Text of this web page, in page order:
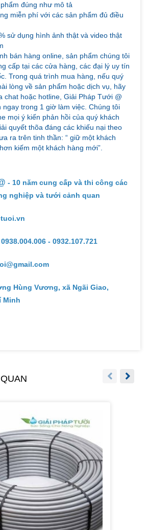
đúng như mô tả
miễn phí với các sản phẩm đủ điều
sử dụng hình ảnh thật và video thật
bán hàng online, sản phẩm chúng tôi
cấp tại các cửa hàng, các đại lý uy tín
Trong quá trình mua hàng, nếu quý
lòng về sản phẩm hoặc dịch vụ, hãy
chat hoặc hotline, Giải Pháp Tưới @
ngay trong 1 giờ làm việc. Chúng tôi
mọi ý kiến phản hồi của quý khách
quyết thõa đáng các khiếu nại theo
ra trên tinh thần: “ giữ một khách
kiếm một khách hàng mới”.
- 10 năm cung cấp và thi công các
nghiệp và tưới cảnh quan
- 0932.107.721
Hùng Vương, xã Ngãi Giao,
Minh